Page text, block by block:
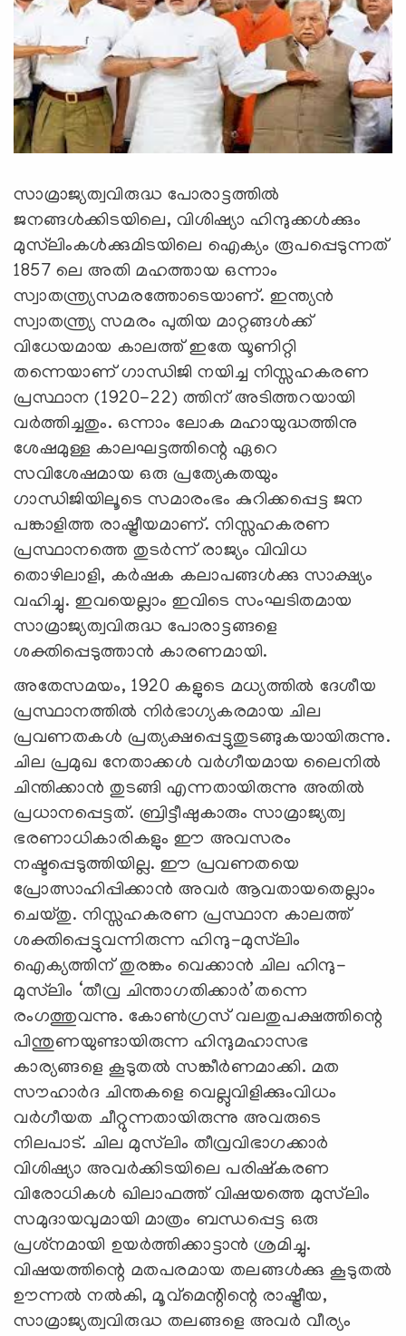
സാമ്രാജ്യത്വവിരുദ്ധ പോരാട്ടത്തില്‍
ജനങ്ങള്‍ക്കിടയിലെ, വിശിഷ്യാ ഹിന്ദുക്കള്‍ക്കും
മുസ്‌ലിംകള്‍ക്കുമിടയിലെ ഐക്യം രൂപപ്പെടുന്നത്
1857 ലെ അതി മഹത്തായ ഒന്നാം
സ്വാതന്ത്ര്യസമരത്തോടെയാണ്. ഇന്ത്യന്‍
സ്വാതന്ത്ര്യ സമരം പുതിയ മാറ്റങ്ങള്‍ക്ക്
വിധേയമായ കാലത്ത് ഇതേ യൂണിറ്റി
തന്നെയാണ് ഗാന്ധിജി നയിച്ച നിസ്സഹകരണ
പ്രസ്ഥാന (1920-22) ത്തിന് അടിത്തറയായി
വര്‍ത്തിച്ചതും. ഒന്നാം ലോക മഹായുദ്ധത്തിനു
ശേഷമുള്ള കാലഘട്ടത്തിന്റെ ഏറെ
സവിശേഷമായ ഒരു പ്രത്യേകതയും
ഗാന്ധിജിയിലൂടെ സമാരംഭം കുറിക്കപ്പെട്ട ജന
പങ്കാളിത്ത രാഷ്ട്രീയമാണ്. നിസ്സഹകരണ
പ്രസ്ഥാനത്തെ തുടര്‍ന്ന് രാജ്യം വിവിധ
തൊഴിലാളി, കര്‍ഷക കലാപങ്ങള്‍ക്കു സാക്ഷ്യം
വഹിച്ചു. ഇവയെല്ലാം ഇവിടെ സംഘടിതമായ
സാമ്രാജ്യത്വവിരുദ്ധ പോരാട്ടങ്ങളെ
ശക്തിപ്പെടുത്താന്‍ കാരണമായി.
അതേസമയം, 1920 കളുടെ മധ്യത്തില്‍ ദേശീയ
പ്രസ്ഥാനത്തില്‍ നിര്‍ഭാഗ്യകരമായ ചില
പ്രവണതകള്‍ പ്രത്യക്ഷപ്പെട്ടുതുടങ്ങുകയായിരുന്നു.
ചില പ്രമുഖ നേതാക്കള്‍ വര്‍ഗീയമായ ലൈനില്‍
ചിന്തിക്കാന്‍ തുടങ്ങി എന്നതായിരുന്നു അതില്‍
പ്രധാനപ്പെട്ടത്. ബ്രിട്ടീഷുകാരും സാമ്രാജ്യത്വ
ഭരണാധികാരികളും ഈ അവസരം
നഷ്ടപ്പെടുത്തിയില്ല. ഈ പ്രവണതയെ
പ്രോത്സാഹിപ്പിക്കാന്‍ അവര്‍ ആവതായതെല്ലാം
ചെയ്തു. നിസ്സഹകരണ പ്രസ്ഥാന കാലത്ത്
ശക്തിപ്പെട്ടുവന്നിരുന്ന ഹിന്ദു-മുസ്‌ലിം
ഐക്യത്തിന് തുരങ്കം വെക്കാന്‍ ചില ഹിന്ദു-
മുസ്‌ലിം ‘തീവ്ര ചിന്താഗതിക്കാര്‍’തന്നെ
രംഗത്തുവന്നു. കോണ്‍ഗ്രസ് വലതുപക്ഷത്തിന്റെ
പിന്തുണയുണ്ടായിരുന്ന ഹിന്ദുമഹാസഭ
കാര്യങ്ങളെ കൂടുതല്‍ സങ്കീര്‍ണമാക്കി. മത
സൗഹാര്‍ദ ചിന്തകളെ വെല്ലുവിളിക്കുംവിധം
വര്‍ഗീയത ചീറ്റുന്നതായിരുന്നു അവരുടെ
നിലപാട്. ചില മുസ്‌ലിം തീവ്രവിഭാഗക്കാര്‍
വിശിഷ്യാ അവര്‍ക്കിടയിലെ പരിഷ്‌കരണ
വിരോധികള്‍ ഖിലാഫത്ത് വിഷയത്തെ മുസ്‌ലിം
സമുദായവുമായി മാത്രം ബന്ധപ്പെട്ട ഒരു
പ്രശ്‌നമായി ഉയര്‍ത്തിക്കാട്ടാന്‍ ശ്രമിച്ചു.
വിഷയത്തിന്റെ മതപരമായ തലങ്ങള്‍ക്കു കൂടുതല്‍
ഊന്നല്‍ നല്‍കി, മൂവ്‌മെന്റിന്റെ രാഷ്ട്രീയ,
സാമ്രാജ്യത്വവിരുദ്ധ തലങ്ങളെ അവര്‍ വീര്യം